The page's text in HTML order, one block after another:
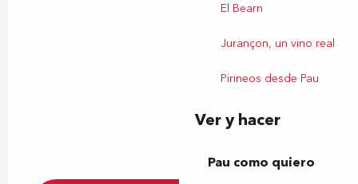
El Bearn
Jurançon, un vino real
Pirineos desde Pau
Ver y hacer
Pau como quiero